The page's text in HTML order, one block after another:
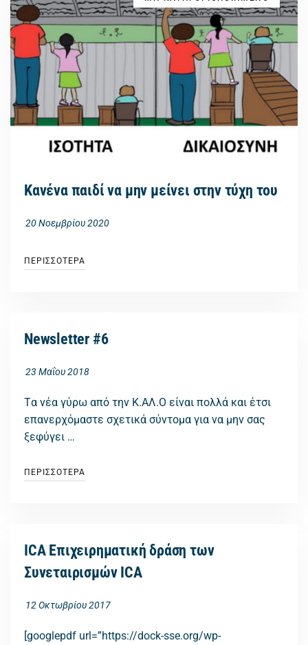
Κανένα παιδί να μην μείνει στην τύχη του
20 Νοεμβρίου 2020
ΠΕΡΙΣΣΟΤΕΡΑ
Νewsletter #6
23 Μαΐου 2018
Tα νέα γύρω από την Κ.ΑΛ.Ο είναι πολλά και έτσι
επανερχόμαστε σχετικά σύντομα για να μην σας
ξεφύγει …
ΠΕΡΙΣΣΟΤΕΡΑ
ICA Επιχειρηματική δράση των
Συνεταιρισμών ICA
12 Οκτωβρίου 2017
[googlepdf url=”https://dock-sse.org/wp-